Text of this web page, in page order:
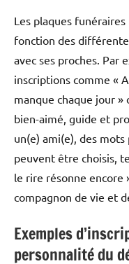
Les plaques
fonction des
avec ses proches. Par
inscriptions comme «
manque chaque jour »
bien-aimé, guide et
un(e) ami(e), des
peuvent être choisis,
le rire résonne encore
compagnon de vie et
Exemples
personnalité du